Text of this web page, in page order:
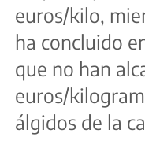
euros/kilo,
ha concluido
que no han
euros/
álgidos de la